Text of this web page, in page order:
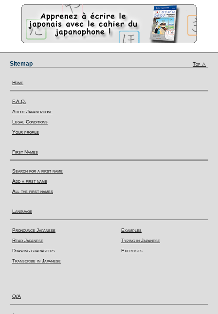
Sitemap Top △
Home
F.A.Q.
About Japanophone
Legal Conditions
Your profile
First Names
Search for a first name
Add a first name
All the first names
Language
Pronounce Japanese
Read Japanese
Drawing characters
Transcribe in Japanese
Examples
Typing in Japanese
Exercises
Q/A